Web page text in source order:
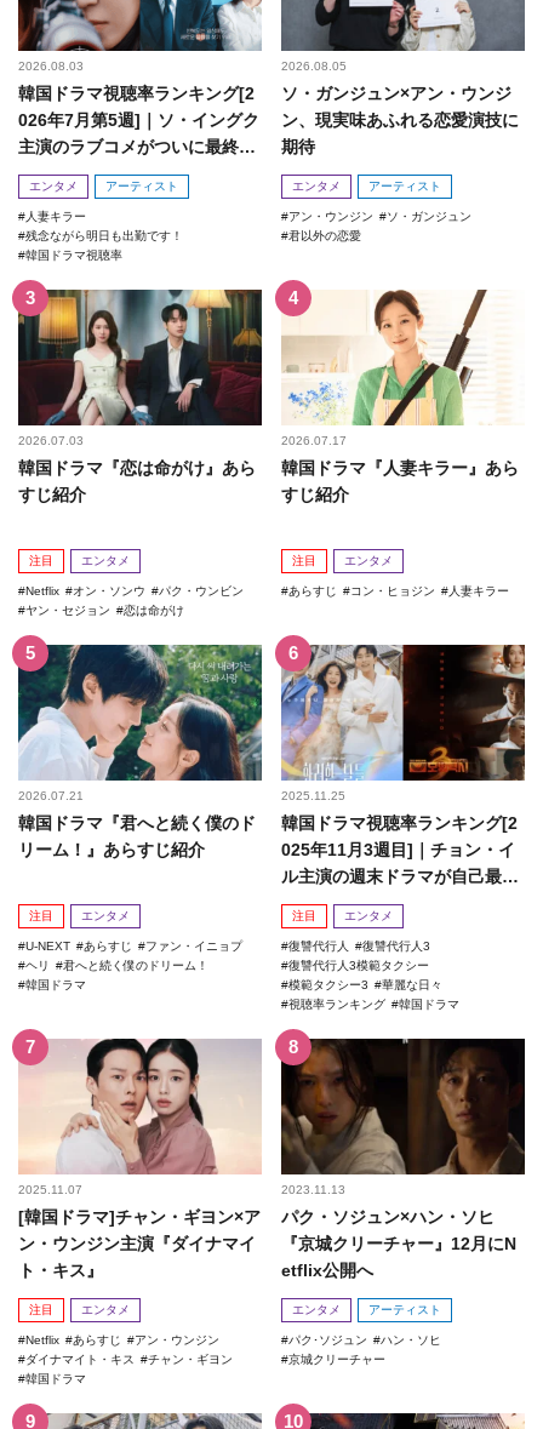
2026.08.03
韓国ドラマ視聴率ランキング[2
026年7月第5週]｜ソ・イングク
主演のラブコメがついに最終
回！
エンタメ アーティスト
人妻キラー
残念ながら明日も出勤です！
韓国ドラマ視聴率
2026.08.05
ソ・ガンジュン×アン・ウンジ
ン、現実味あふれる恋愛演技に
期待
エンタメ アーティスト
アン・ウンジン
ソ・ガンジュン
君以外の恋愛
2026.07.03
韓国ドラマ『恋は命がけ』あら
すじ紹介
注目 エンタメ
Netflix オン・ソンウ
パク・ウンビン
ヤン・セジョン
恋は命がけ
2026.07.17
韓国ドラマ『人妻キラー』あら
すじ紹介
注目 エンタメ
あらすじ コン・ヒョジン 人妻キラー
2026.07.21
韓国ドラマ『君へと続く僕のド
リーム！』あらすじ紹介
注目 エンタメ
U-NEXT あらすじ
ファン・イニョプ
ヘリ
君へと続く僕のドリーム！
韓国ドラマ
2025.11.25
韓国ドラマ視聴率ランキング[2
025年11月3週目]｜チョン・イ
ル主演の週末ドラマが自己最高
記録を更新！
注目 エンタメ
復讐代行人
復讐代行人3
復讐代行人3模範タクシー
模範タクシー3
華麗な日々
視聴率ランキング
韓国ドラマ
2025.11.07
[韓国ドラマ]チャン・ギヨン×ア
ン・ウンジン主演『ダイナマイ
ト・キス』
注目 エンタメ
Netflix あらすじ
アン・ウンジン
ダイナマイト・キス
チャン・ギヨン
韓国ドラマ
2023.11.13
パク・ソジュン×ハン・ソヒ
『京城クリーチャー』12月にN
etflix公開へ
エンタメ アーティスト
パク･ソジュン
ハン・ソヒ
京城クリーチャー